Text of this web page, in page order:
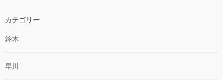
カテゴリー
鈴木
早川